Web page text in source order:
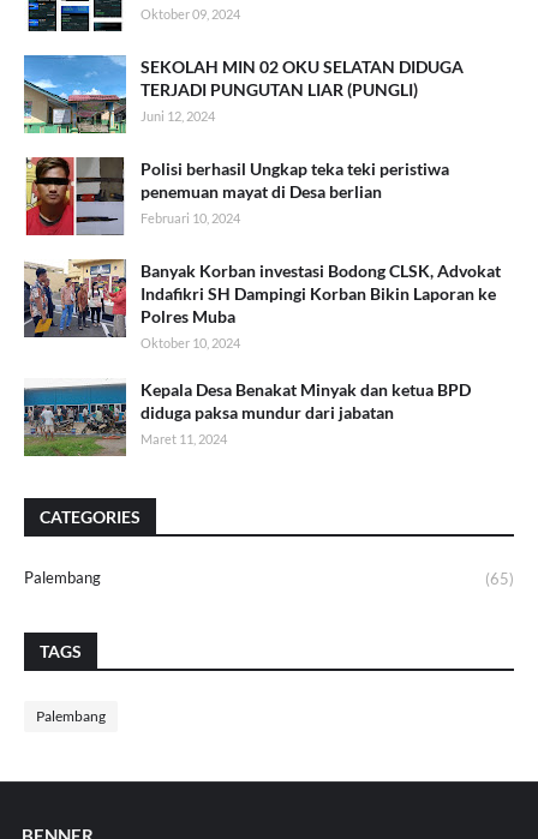
Oktober 09, 2024
SEKOLAH MIN 02 OKU SELATAN DIDUGA
TERJADI PUNGUTAN LIAR (PUNGLI)
Juni 12, 2024
Polisi berhasil Ungkap teka teki peristiwa
penemuan mayat di Desa berlian
Februari 10, 2024
Banyak Korban investasi Bodong CLSK, Advokat
Indafikri SH Dampingi Korban Bikin Laporan ke
Polres Muba
Oktober 10, 2024
Kepala Desa Benakat Minyak dan ketua BPD
diduga paksa mundur dari jabatan
Maret 11, 2024
CATEGORIES
Palembang (65)
TAGS
Palembang